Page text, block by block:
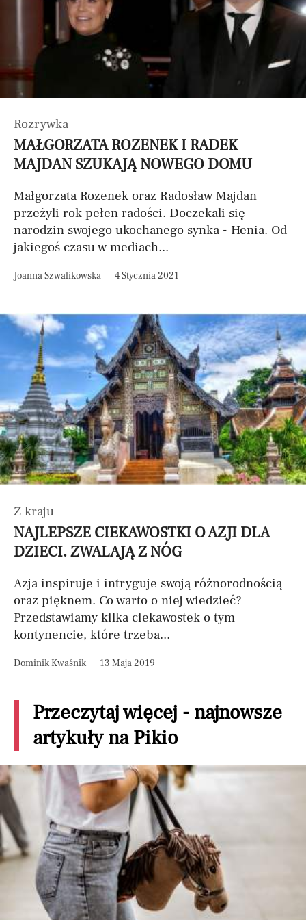
Rozrywka
MAŁGORZATA ROZENEK I RADEK
MAJDAN SZUKAJĄ NOWEGO DOMU
Małgorzata Rozenek oraz Radosław Majdan
przeżyli rok pełen radości. Doczekali się
narodzin swojego ukochanego synka - Henia. Od
jakiegoś czasu w mediach...
Joanna Szwalikowska 4 Stycznia 2021
Z kraju
NAJLEPSZE CIEKAWOSTKI O AZJI DLA
DZIECI. ZWALAJĄ Z NÓG
Azja inspiruje i intryguje swoją różnorodnością
oraz pięknem. Co warto o niej wiedzieć?
Przedstawiamy kilka ciekawostek o tym
kontynencie, które trzeba...
Dominik Kwaśnik 13 Maja 2019
Przeczytaj więcej - najnowsze
artykuły na Pikio